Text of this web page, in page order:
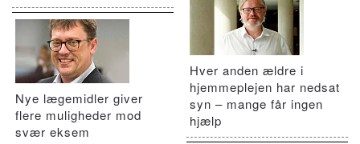
Nye lægemidler giver
flere muligheder mod
svær eksem
Hver anden ældre i
hjemmeplejen har nedsat
syn – mange får ingen
hjælp